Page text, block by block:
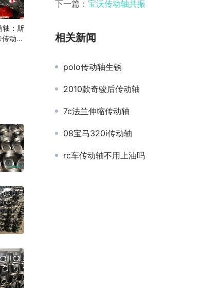
下一篇： 宝沃传动轴共振
相关新闻
polo传动轴生锈
2010款奇骏后传动轴
7c法兰伸缩传动轴
08宝马320i传动轴
rc车传动轴不用上油吗
轴：斯
动轴